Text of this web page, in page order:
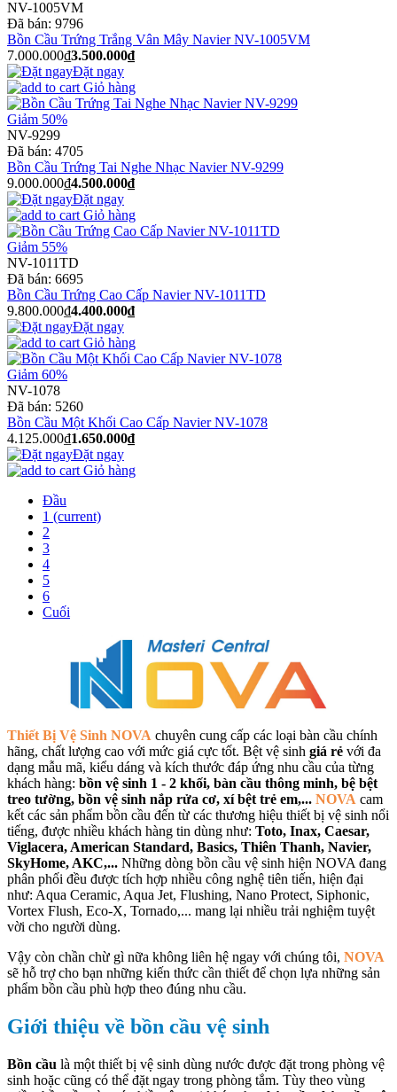
NV-1005VM
Đã bán: 9796
Bồn Cầu Trứng Trắng Vân Mây Navier NV-1005VM
7.000.000₫3.500.000₫
Đặt ngay
Giỏ hàng
Giảm 50%
NV-9299
Đã bán: 4705
Bồn Cầu Trứng Tai Nghe Nhạc Navier NV-9299
9.000.000₫4.500.000₫
Đặt ngay
Giỏ hàng
Giảm 55%
NV-1011TD
Đã bán: 6695
Bồn Cầu Trứng Cao Cấp Navier NV-1011TD
9.800.000₫4.400.000₫
Đặt ngay
Giỏ hàng
Giảm 60%
NV-1078
Đã bán: 5260
Bồn Cầu Một Khối Cao Cấp Navier NV-1078
4.125.000₫1.650.000₫
Đặt ngay
Giỏ hàng
Đầu
1 (current)
2
3
4
5
6
Cuối
Thiết Bị Vệ Sinh NOVA chuyên cung cấp các loại bàn cầu chính
hãng, chất lượng cao với mức giá cực tốt. Bệt vệ sinh giá rẻ với đa
dạng mẫu mã, kiểu dáng và kích thước đáp ứng nhu cầu của từng
khách hàng: bồn vệ sinh 1 - 2 khối, bàn cầu thông minh, bệ bệt
treo tường, bồn vệ sinh nắp rửa cơ, xí bệt trẻ em,... NOVA cam
kết các sản phẩm bồn cầu đến từ các thương hiệu thiết bị vệ sinh nổi
tiếng, được nhiều khách hàng tin dùng như: Toto, Inax, Caesar,
Viglacera, American Standard, Basics, Thiên Thanh, Navier,
SkyHome, AKC,... Những dòng bồn cầu vệ sinh hiện NOVA đang
phân phối đều được tích hợp nhiều công nghệ tiên tiến, hiện đại
như: Aqua Ceramic, Aqua Jet, Flushing, Nano Protect, Siphonic,
Vortex Flush, Eco-X, Tornado,... mang lại nhiều trải nghiệm tuyệt
vời cho người dùng.
Vậy còn chần chừ gì nữa không liên hệ ngay với chúng tôi, NOVA
sẽ hỗ trợ cho bạn những kiến thức cần thiết để chọn lựa những sản
phẩm bồn cầu phù hợp theo đúng nhu cầu.
Giới thiệu về bồn cầu vệ sinh
Bồn cầu là một thiết bị vệ sinh dùng nước được đặt trong phòng vệ
sinh hoặc cũng có thể đặt ngay trong phòng tắm. Tùy theo vùng